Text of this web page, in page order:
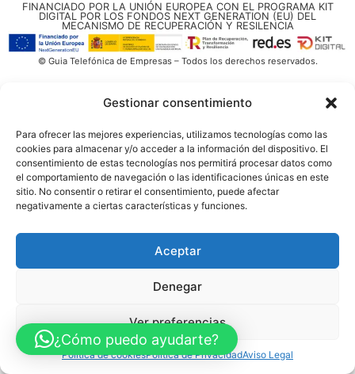
Gestionar consentimiento
Para ofrecer las mejores experiencias, utilizamos tecnologías como las
cookies para almacenar y/o acceder a la información del dispositivo. El
consentimiento de estas tecnologías nos permitirá procesar datos como
el comportamiento de navegación o las identificaciones únicas en este
sitio. No consentir o retirar el consentimiento, puede afectar
negativamente a ciertas características y funciones.
Aceptar
Denegar
Ver preferencias
Política de cookiesPolítica de PrivacidadAviso Legal
FINANCIADO POR LA UNIÓN EUROPEA CON EL PROGRAMA KIT
DIGITAL POR LOS FONDOS NEXT GENERATION (EU) DEL
MECANISMO DE RECUPERACIÓN Y RESILENCIA
© Guia Telefónica de Empresas – Todos los derechos reservados.
¿Cómo puedo ayudarte?